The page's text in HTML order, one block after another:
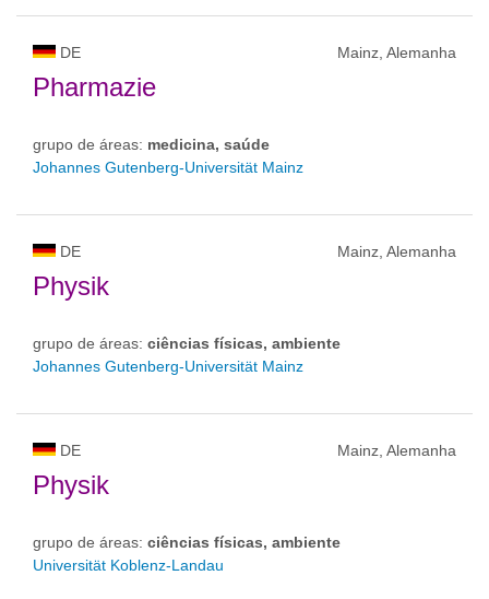
DE Mainz, Alemanha
Pharmazie
grupo de áreas: medicina, saúde
Johannes Gutenberg-Universität Mainz
DE Mainz, Alemanha
Physik
grupo de áreas: ciências físicas, ambiente
Johannes Gutenberg-Universität Mainz
DE Mainz, Alemanha
Physik
grupo de áreas: ciências físicas, ambiente
Universität Koblenz-Landau